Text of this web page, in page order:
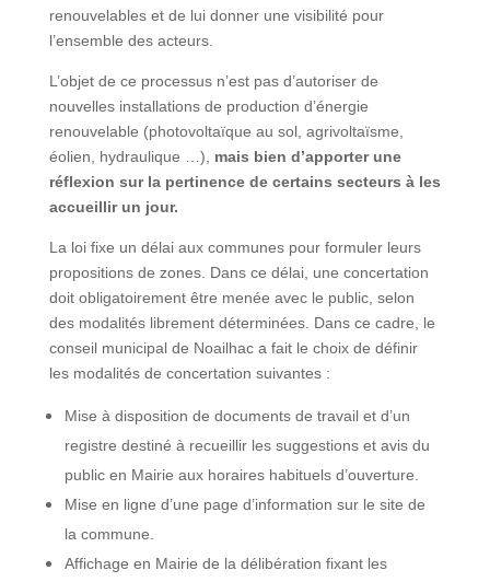
renouvelables et de lui donner une visibilité pour
l’ensemble des acteurs.
L’objet de ce processus n’est pas d’autoriser de
nouvelles installations de production d’énergie
renouvelable (photovoltaïque au sol, agrivoltaïsme,
éolien, hydraulique …),
mais bien d’apporter une
réflexion sur la pertinence de certains secteurs à les
accueillir un jour.
La loi fixe un délai aux communes pour formuler leurs
propositions de zones. Dans ce délai, une concertation
doit obligatoirement être menée avec le public, selon
des modalités librement déterminées. Dans ce cadre, le
conseil municipal de Noailhac a fait le choix de définir
les modalités de concertation suivantes :
Mise à disposition de documents de travail et d’un
registre destiné à recueillir les suggestions et avis du
public en Mairie aux horaires habituels d’ouverture.
Mise en ligne d’une page d’information sur le site de
la commune.
Affichage en Mairie de la délibération fixant les